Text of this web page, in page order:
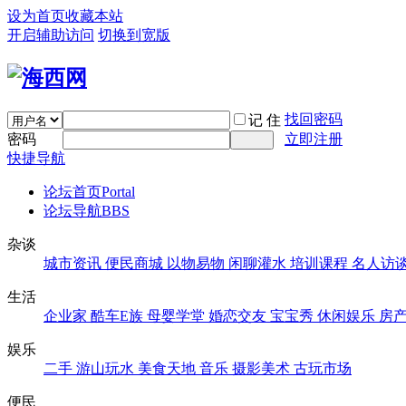
设为首页收藏本站
开启辅助访问 切换到宽版
记 住 找回密码
密码
立即注册
快捷导航
论坛首页Portal
论坛导航BBS
杂谈
城市资讯 便民商城 以物易物 闲聊灌水 培训课程 名人访
生活
企业家 酷车E族 母婴学堂 婚恋交友 宝宝秀 休闲娱乐 房
娱乐
二手 游山玩水 美食天地 音乐 摄影美术 古玩市场
便民